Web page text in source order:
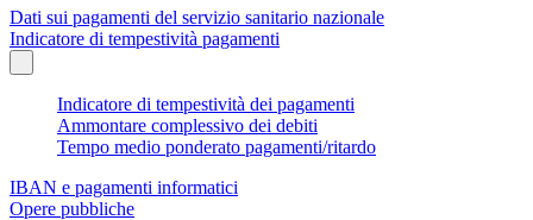
Dati sui pagamenti del servizio sanitario nazionale
Indicatore di tempestività pagamenti
Indicatore di tempestività dei pagamenti
Ammontare complessivo dei debiti
Tempo medio ponderato pagamenti/ritardo
IBAN e pagamenti informatici
Opere pubbliche